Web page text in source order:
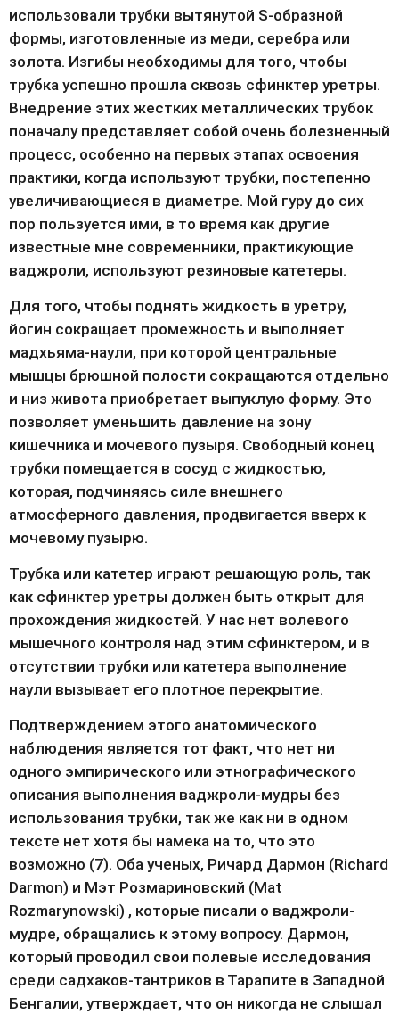
использовали трубки вытянутой S-образной
формы, изготовленные из меди, серебра или
золота. Изгибы необходимы для того, чтобы
трубка успешно прошла сквозь сфинктер уретры.
Внедрение этих жестких металлических трубок
поначалу представляет собой очень болезненный
процесс, особенно на первых этапах освоения
практики, когда используют трубки, постепенно
увеличивающиеся в диаметре. Мой гуру до сих
пор пользуется ими, в то время как другие
известные мне современники, практикующие
ваджроли, используют резиновые катетеры.
Для того, чтобы поднять жидкость в уретру,
йогин сокращает промежность и выполняет
мадхьяма-наули, при которой центральные
мышцы брюшной полости сокращаются отдельно
и низ живота приобретает выпуклую форму. Это
позволяет уменьшить давление на зону
кишечника и мочевого пузыря. Свободный конец
трубки помещается в сосуд с жидкостью,
которая, подчиняясь силе внешнего
атмосферного давления, продвигается вверх к
мочевому пузырю.
Трубка или катетер играют решающую роль, так
как сфинктер уретры должен быть открыт для
прохождения жидкостей. У нас нет волевого
мышечного контроля над этим сфинктером, и в
отсутствии трубки или катетера выполнение
наули вызывает его плотное перекрытие.
Подтверждением этого анатомического
наблюдения является тот факт, что нет ни
одного эмпирического или этнографического
описания выполнения ваджроли-мудры без
использования трубки, так же как ни в одном
тексте нет хотя бы намека на то, что это
возможно (7). Оба ученых, Ричард Дармон (Richard
Darmon) и Мэт Розмариновский (Mat
Rozmarynowski) , которые писали о ваджроли-
мудре, обращались к этому вопросу. Дармон,
который проводил свои полевые исследования
среди садхаков-тантриков в Тарапите в Западной
Бенгалии, утверждает, что он никогда не слышал